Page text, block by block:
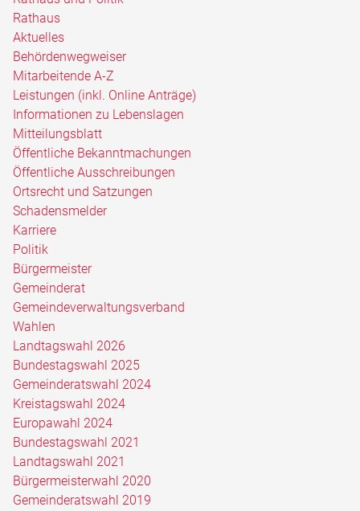
Rathaus
Aktuelles
Behördenwegweiser
Mitarbeitende A-Z
Leistungen (inkl. Online Anträge)
Informationen zu Lebenslagen
Mitteilungsblatt
Öffentliche Bekanntmachungen
Öffentliche Ausschreibungen
Ortsrecht und Satzungen
Schadensmelder
Karriere
Politik
Bürgermeister
Gemeinderat
Gemeindeverwaltungsverband
Wahlen
Landtagswahl 2026
Bundestagswahl 2025
Gemeinderatswahl 2024
Kreistagswahl 2024
Europawahl 2024
Bundestagswahl 2021
Landtagswahl 2021
Bürgermeisterwahl 2020
Gemeinderatswahl 2019